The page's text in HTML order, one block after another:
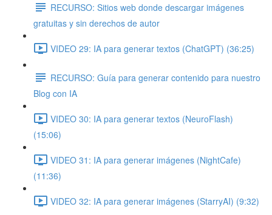
RECURSO: Sitios web donde descargar imágenes
gratuitas y sin derechos de autor
VIDEO 29: IA para generar textos (ChatGPT) (36:25)
RECURSO: Guía para generar contenido para nuestro
Blog con IA
VIDEO 30: IA para generar textos (NeuroFlash)
(15:06)
VIDEO 31: IA para generar imágenes (NightCafe)
(11:36)
VIDEO 32: IA para generar imágenes (StarryAI) (9:32)